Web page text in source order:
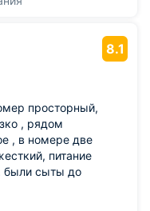
8.1
просторный,
, рядом
, в номере две
питание
были сыты до
парк с